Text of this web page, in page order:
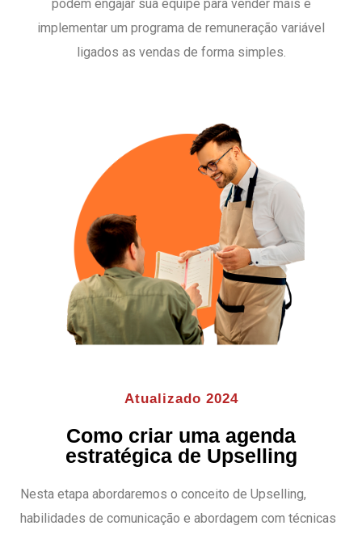
podem engajar sua equipe para vender mais e
implementar um programa de remuneração variável
ligados as vendas de forma simples.
Atualizado 2024
Como criar uma agenda
estratégica de Upselling
Nesta etapa abordaremos o conceito de Upselling,
habilidades de comunicação e abordagem com técnicas